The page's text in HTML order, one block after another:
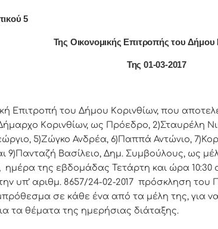
5
Της Οικονομικής Επιτρoπής τoυ Δήμoυ
Της 01-03-2017
Επιτρoπή τoυ Δήμoυ Κoριvθίωv, πoυ
Κoριvθίωv, ως Πρόεδρo, 2)Σταυρέλη
5)Ζώγκο Ανδρέα, 6)Παππά Αντώνιο,
9)Πανταζή Βασίλειο, Δημ. Συμβoύλoυς, ως
ημέρα της εβδoμάδας Τετάρτη και ώρα 10:30
υπ’ αριθμ. 8657/24-02-2017 πρόσκληση τoυ
σε κάθε έvα από τα μέλη της, για
τα θέματα της ημερήσιας διάταξης.